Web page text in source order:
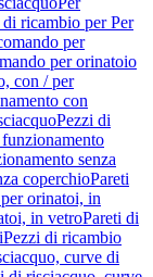
di ricambio per Per
per
per orinatoio
con / per
con
Pezzi di
senza
coperchioPareti
orinatoi, in
in vetroPareti di
Pezzi di ricambio
curve di